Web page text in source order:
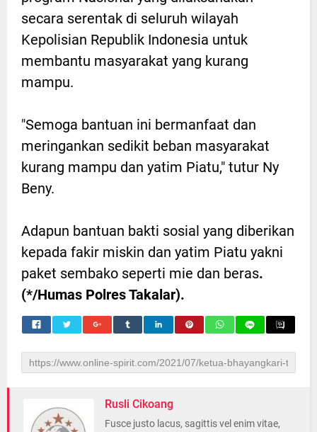
secara serentak di seluruh wilayah
Kepolisian Republik Indonesia untuk
membantu masyarakat yang kurang
mampu.
"Semoga bantuan ini bermanfaat dan
meringankan sedikit beban masyarakat
kurang mampu dan yatim Piatu," tutur Ny
Beny.
Adapun bantuan bakti sosial yang diberikan
kepada fakir miskin dan yatim Piatu yakni
paket sembako seperti mie dan beras.
(*/Humas Polres Takalar).
Rusli Cikoang
Fusce justo lacus, sagittis vel enim vitae,